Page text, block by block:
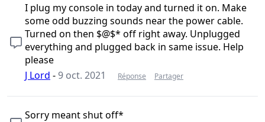
I plug my console in today and turned it on. Make
some odd buzzing sounds near the power cable.
Turned on then $@$* off right away. Unplugged
everything and plugged back in same issue. Help
please
J Lord -9 oct. 2021 Réponse Partager
Sorry meant shut off*